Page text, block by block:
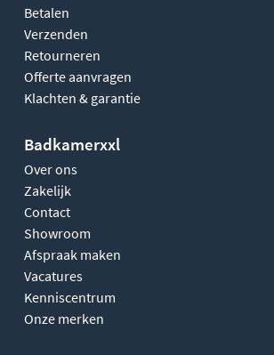
Betalen
Verzenden
Retourneren
Offerte aanvragen
Klachten & garantie
Badkamerxxl
Over ons
Zakelijk
Contact
Showroom
Afspraak maken
Vacatures
Kenniscentrum
Onze merken